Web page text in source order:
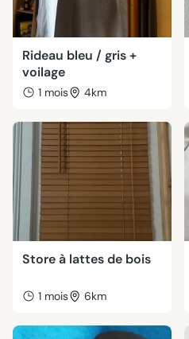
Rideau bleu / gris +
voilage
1 mois 4km
Store à lattes de bois
1 mois 6km